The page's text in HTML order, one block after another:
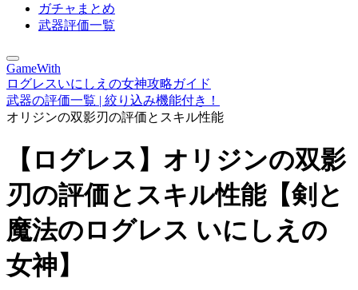
ガチャまとめ
武器評価一覧
GameWith
ログレスいにしえの女神攻略ガイド
武器の評価一覧 | 絞り込み機能付き！
オリジンの双影刃の評価とスキル性能
【ログレス】オリジンの双影
刃の評価とスキル性能【剣と
魔法のログレス いにしえの
女神】